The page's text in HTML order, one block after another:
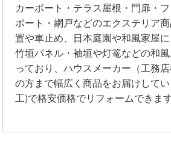
カーポート・テラス屋根・門扉・
ポート・網戸などのエクステリア
置や車止め、日本庭園や和風家屋
竹垣パネル・袖垣や灯篭などの和
っており、ハウスメーカー（工務
の方まで幅広く商品をお届けして
工)で格安価格でリフォームできます